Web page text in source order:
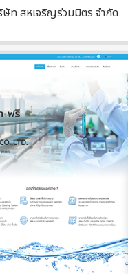
ษัท สหเจริญร่วมมิตร จำกัด